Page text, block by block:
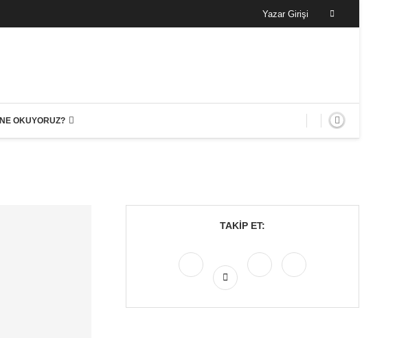
Yazar Girişi
NE OKUYORUZ?
TAKIP ET: